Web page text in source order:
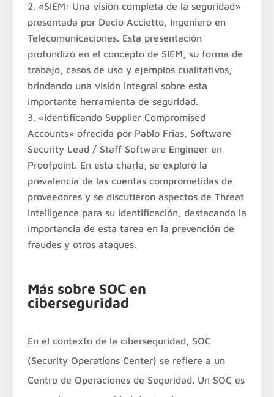
«SIEM: Una visión completa de la seguridad»
presentada por Decio Accietto, Ingeniero en
Telecomunicaciones. Esta presentación
profundizó en el concepto de SIEM, su forma de
trabajo, casos de uso y ejemplos cualitativos,
brindando una visión integral sobre esta
importante herramienta de seguridad.
«Identificando Supplier Compromised
Accounts» ofrecida por Pablo Frias, Software
Security Lead / Staff Software Engineer en
Proofpoint. En esta charla, se exploró la
prevalencia de las cuentas comprometidas de
proveedores y se discutieron aspectos de Threat
Intelligence para su identificación, destacando la
importancia de esta tarea en la prevención de
fraudes y otros ataques.
Más sobre SOC en
ciberseguridad
En el contexto de la ciberseguridad, SOC
(Security Operations Center) se refiere a un
Centro de Operaciones de Seguridad. Un SOC es